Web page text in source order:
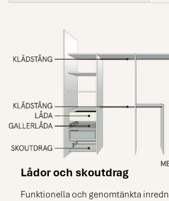
Lådor och skoutdrag
Funktionella och genomtänkta